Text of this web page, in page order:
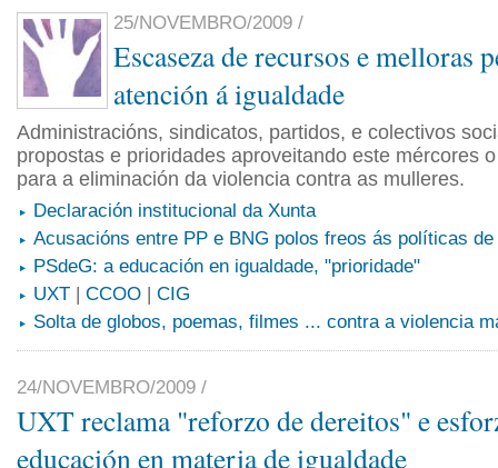
25/NOVEMBRO/2009 /
Escaseza de recursos e melloras
atención á igualdade
Administracións, sindicatos, partidos, e colectivos
propostas e prioridades aproveitando este mércores
para a eliminación da violencia contra as mulleres.
Declaración institucional da Xunta
Acusacións entre PP e BNG polos freos ás políticas de
PSdeG: a educación en igualdade, "prioridade"
UXT | CCOO | CIG
Solta de globos, poemas, filmes ... contra a violencia
24/NOVEMBRO/2009 /
UXT reclama "reforzo de dereitos" e
educación en materia de igualdade